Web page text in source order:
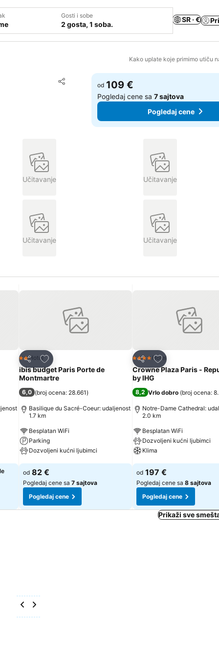
Gosti i sobe
2 gosta, 1 soba.
SR · €
Kako uplate koje primimo utiču
Deli
Dodati u favorite
od 109 €
Pogledaj cene sa7 sajtova
Pogledaj cene
Učitavanje Učitavanje
Učitavanje Učitavanje
Deli
Dodati u favorite
2 Zvezdice
Hotel
ibis budget Paris Porte de
Montmartre
6,0 (broj ocena: 28.661)
Basilique du Sacré-Coeur: udaljenost
1.7 km
Besplatan WiFi
Parking
Dozvoljeni kućni ljubimci
Pogledaj cene
od 82 €
Pogledaj cene sa 7 sajtova
Pogledaj cene
Deli
Dodati u favorite
4 Zvezdice
Hotel
Crowne Plaza Paris -
by IHG
8,2 Vrlo dobro (broj ocena:
Notre-Dame Cathedral:
2.0 km
Besplatan WiFi
Dozvoljeni kućni ljubimci
Klima
Pogledaj cene
od 197 €
Pogledaj cene sa 8 sajtova
Pogledaj cene
Prikaži sve